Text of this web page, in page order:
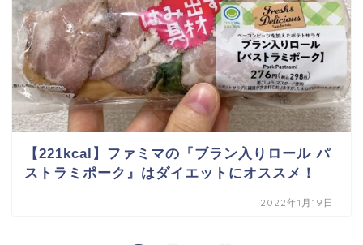
【221kcal】ファミマの『ブラン入りロール パ
ストラミポーク』はダイエットにオススメ！
2022年1月19日